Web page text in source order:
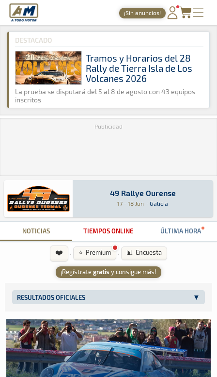
A Todo Motor · Revista del motor desde 1999
¡Sin anuncios!
PORTADA
TIEMPOS ONLINE
NOTICIAS
AGENDA
GALERÍAS
A Todo Motor » Agenda » 2016 » Junio
DESTACADO
Tramos y Horarios del 28
Rally de Tierra Isla de Los
Volcanes 2026
La prueba se disputará del 5 al 8 de agosto con 43 equipos
inscritos
Publicidad
49 Rallye Ourense
49 Rallye Ourense
17 - 18 Jun · Galicia
Rally · 49 Rallye Ourense: Aquí podrás
NOTICIAS TIEMPOS ONLINE ÚLTIMA HORA
❤️ · ⭐ Premium · 📊 Encuesta
¡Regístrategratis y consigue más!
RESULTADOS OFICIALES